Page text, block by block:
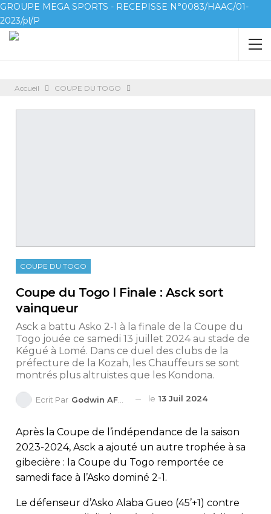
GROUPE MEGA SPORTS - RECEPISSE N°0083/HAAC/01-
2023/pl/P
Accueil COUPE DU TOGO
COUPE DU TOGO
Coupe du Togo l Finale : Asck sort
vainqueur
Asck a battu Asko 2-1 à la finale de la Coupe du
Togo jouée ce samedi 13 juillet 2024 au stade de
Kégué à Lomé. Dans ce duel des clubs de la
préfecture de la Kozah, les Chauffeurs se sont
montrés plus altruistes que les Kondona.
Ecrit Par Godwin AFEDO le 13 Juil 2024
Après la Coupe de l’indépendance de la saison
2023-2024, Asck a ajouté un autre trophée à sa
gibecière : la Coupe du Togo remportée ce
samedi face à l’Asko dominé 2-1.
Le défenseur d’Asko Alaba Gueo (45’+1) contre